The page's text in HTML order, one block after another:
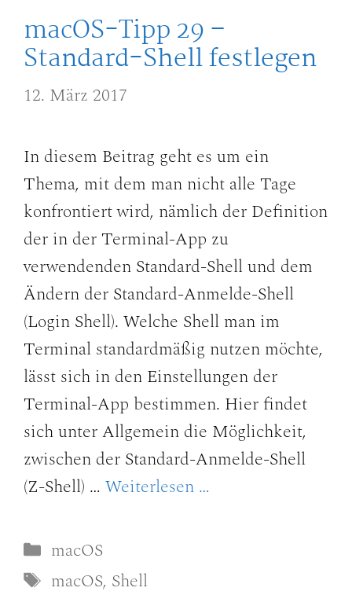
macOS-Tipp 29 –
Standard-Shell festlegen
12. März 2017
In diesem Beitrag geht es um ein
Thema, mit dem man nicht alle Tage
konfrontiert wird, nämlich der Definition
der in der Terminal-App zu
verwendenden Standard-Shell und dem
Ändern der Standard-Anmelde-Shell
(Login Shell). Welche Shell man im
Terminal standardmäßig nutzen möchte,
lässt sich in den Einstellungen der
Terminal-App bestimmen. Hier findet
sich unter Allgemein die Möglichkeit,
zwischen der Standard-Anmelde-Shell
(Z-Shell) … Weiterlesen …
Kategorien
macOS
Schlagwörter
macOS, Shell